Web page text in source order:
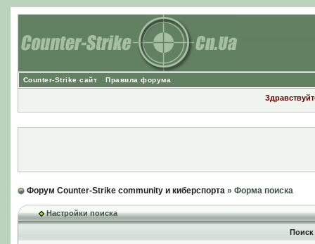
Counter-Strike сайт Правила форума
Форум Counter-Strike community и киберспорта» Форма поиска
Настройки поиска